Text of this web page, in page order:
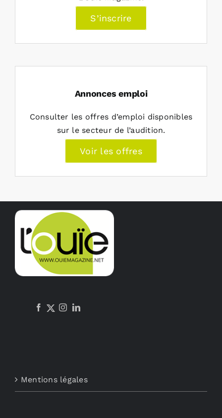
S’inscrire
Annonces emploi
Consulter les offres d’emploi disponibles
sur le secteur de l’audition.
Voir les offres
Mentions légales